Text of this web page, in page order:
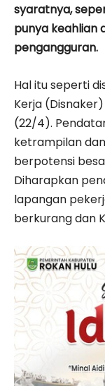
syaratnya,
punya keahlian
pengangguran.
Hal itu seperti
Kerja
(22/4).
ketrampilan
berpotensi
Diharapkan
lapangan
berkurang dan